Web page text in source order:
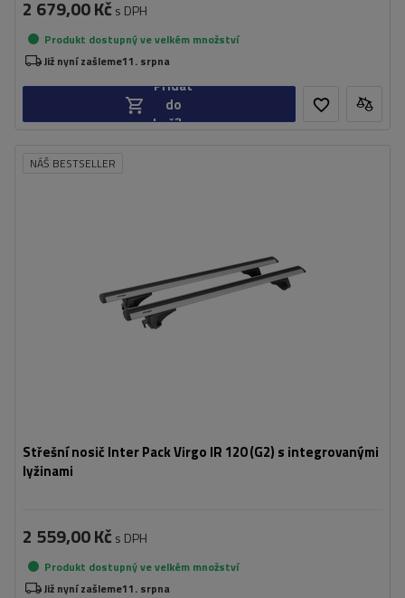
2 679,00 Kč s DPH
Produkt dostupný ve velkém množství
Již nyní zašleme11. srpna
Přidat
do
košíku
NÁŠ BESTSELLER
Střešní nosič Inter Pack Virgo IR 120 (G2) s integrovanými
lyžinami
2 559,00 Kč s DPH
Produkt dostupný ve velkém množství
Již nyní zašleme11. srpna